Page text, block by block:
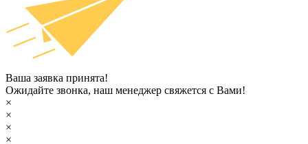
Ваша заявка принята!
Ожидайте звонка, наш менеджер свяжется с Вами!
×
×
×
×